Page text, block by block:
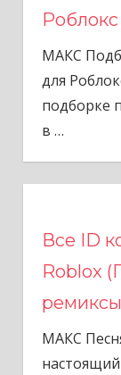
МАКС
для
подборке
в …
Все ID
Roblox
МАКС